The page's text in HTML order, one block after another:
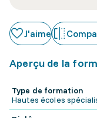
J'aime
Aperçu de la
Type de formation
Hautes écoles